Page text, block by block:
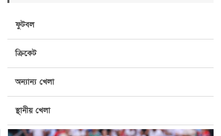
ফুটবল
ক্রিকেট
অন্যান্য খেলা
স্থানীয় খেলা